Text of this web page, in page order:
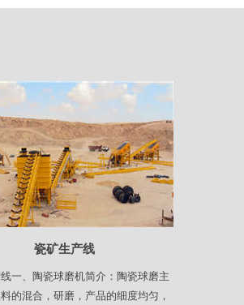
瓷矿生产线
一、陶瓷球磨机简介：陶瓷球磨主
的混合，研磨，产品的细度均匀，